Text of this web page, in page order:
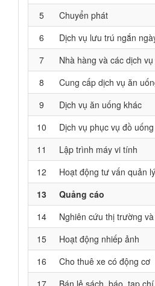
5
Chuyển phát
6
Dịch vụ lưu trú ngắn
7
Nhà hàng và các dịch
8
Cung cấp dịch vụ ăn
9
Dịch vụ ăn uống khác
10
Dịch vụ phục vụ đồ uống
11
Lập trình máy vi tính
12
Hoạt động tư vấn quản lý
13
Quảng cáo
14
Nghiên cứu thị trường
15
Hoạt động nhiếp ảnh
16
Cho thuê xe có động cơ